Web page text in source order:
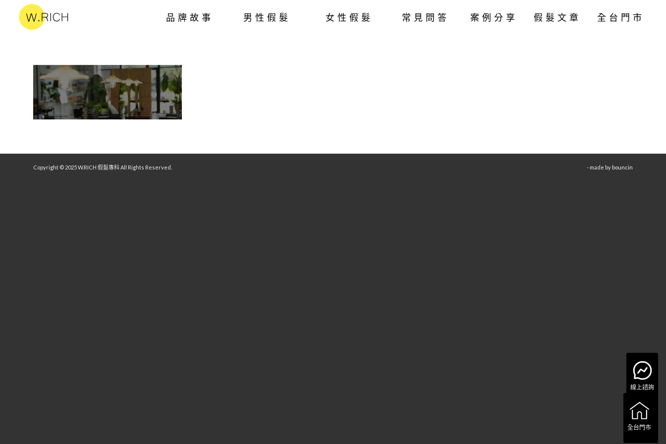
品牌故事 男性假髮 女性假髮 常見問答 案例分享 假髮文章 全台門市
Copyright © 2025 W.RICH 假髮專科 All Rights Reserved. - made by bouncin
線上諮詢
全台門市
全台門市